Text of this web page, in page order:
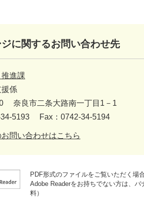
に関するお問い合わせ先
進課
係
奈良市二条大路南一丁目1－1
5193
Fax：0742-34-5194
お問い合わせはこちら
PDF形式のファイルをご覧いただく場
Adobe Readerをお持ちでない方は、
料）